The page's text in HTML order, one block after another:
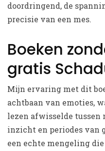
doordringend, de
precisie van een mes.
Boeken
gratis
Mijn ervaring met dit
achtbaan van emoties,
lezen afwisselde tussen
inzicht en periodes van
een echte mengeling